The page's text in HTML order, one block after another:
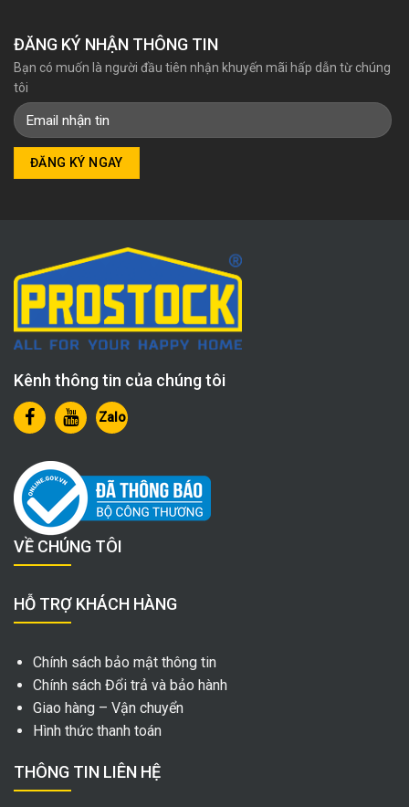
ĐĂNG KÝ NHẬN THÔNG TIN
Bạn có muốn là người đầu tiên nhận khuyến mãi hấp dẫn từ chúng
tôi
Kênh thông tin của chúng tôi
Zalo
VỀ CHÚNG TÔI
HỖ TRỢ KHÁCH HÀNG
Chính sách bảo mật thông tin
Chính sách Đổi trả và bảo hành
Giao hàng – Vận chuyển
Hình thức thanh toán
THÔNG TIN LIÊN HỆ